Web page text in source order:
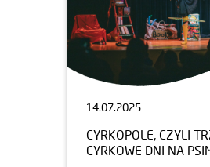
14.07.2025
CYRKOPOLE, CZYLI
CYRKOWE DNI NA